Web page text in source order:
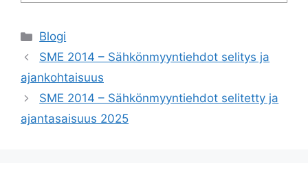
Categories
Blogi
SME 2014 – Sähkönmyyntiehdot selitys ja
ajankohtaisuus
SME 2014 – Sähkönmyyntiehdot selitetty ja
ajantasaisuus 2025